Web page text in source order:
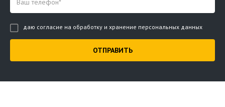
даю согласие на обработку и хранение персональных данных